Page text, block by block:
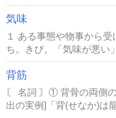
気味
１ ある事態や物事から
ち。きび。「気味が悪い
背筋
〘 名詞 〙① 背骨の両側
出の実例]「背(せなか)は